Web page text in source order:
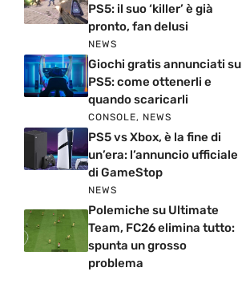
PS5: il suo ‘killer’ è già
pronto, fan delusi
NEWS
Giochi gratis annunciati su
PS5: come ottenerli e
quando scaricarli
CONSOLE, NEWS
PS5 vs Xbox, è la fine di
un’era: l’annuncio ufficiale
di GameStop
NEWS
Polemiche su Ultimate
Team, FC26 elimina tutto:
spunta un grosso
problema